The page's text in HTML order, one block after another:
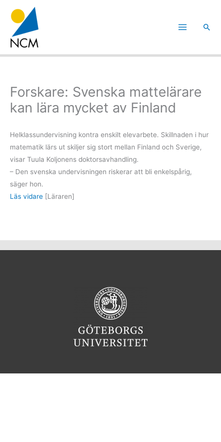
innehåll
Sök
Forskare: Svenska mattelärare
kan lära mycket av Finland
Helklassundervisning kontra enskilt elevarbete. Skillnaden i hur
matematik lärs ut skiljer sig stort mellan Finland och Sverige,
visar Tuula Koljonens doktorsavhandling.
– Den svenska undervisningen riskerar att bli enkelspårig,
säger hon.
Läs vidare [Läraren]